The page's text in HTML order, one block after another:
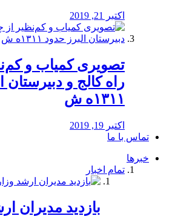
اکتبر 21, 2019
️تصویری کمیاب و
راه كالج و دبيرستان
۱۳۱۱ه ش
اکتبر 19, 2019
تماس با ما
خبرها
تمام اخبار
بازدید مدیران